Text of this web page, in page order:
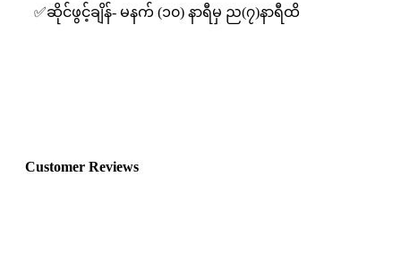
✅ဆိုင်ဖွင့်ချိန်- မနက် (၁၀) နာရီမှ ည(၇)နာရီထိ
Customer Reviews